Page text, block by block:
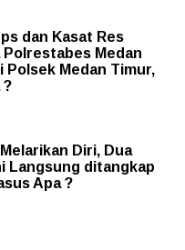
dan Kasat Res
Polrestabes Medan
Polsek Medan Timur,
?
Diri, Dua
Langsung ditangkap
Apa ?